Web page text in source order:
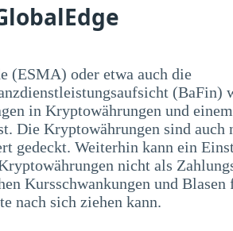
(ESMA) oder etwa auch die
(BaFin)
in Kryptowährungen und einem
Die Kryptowährungen sind auch
gedeckt. Weiterhin kann ein
nicht als
nach sich ziehen kann.